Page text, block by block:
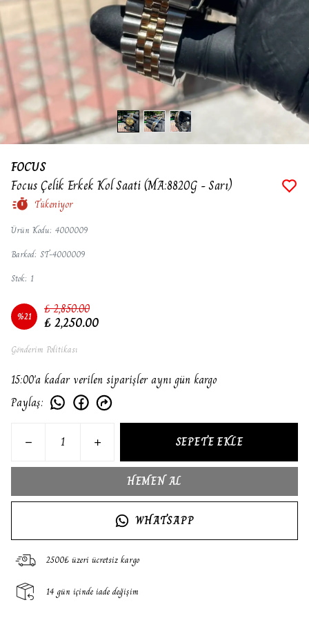
FOCUS
Focus Çelik Erkek Kol Saati (MA:8820G - Sarı)
Tükeniyor
Ürün Kodu: 4000009
Barkod: ST-4000009
Stok: 1
%21 ₺ 2,850.00
₺ 2,250.00
Gönderim Politikası
15:00'a kadar verilen siparişler aynı gün kargo
Paylaş:
SEPETE EKLE
HEMEN AL
WHATSAPP
2500₺ üzeri ücretsiz kargo
14 gün içinde iade değişim